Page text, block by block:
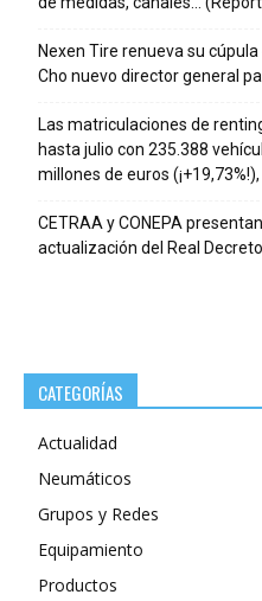
Nexen Tire renueva su
Cho nuevo director general
Las matriculaciones de
hasta julio con 235.388
millones de euros
CETRAA y CONEPA
actualización del Real
CATEGORÍAS
Actualidad
Neumáticos
Grupos y Redes
Equipamiento
Productos